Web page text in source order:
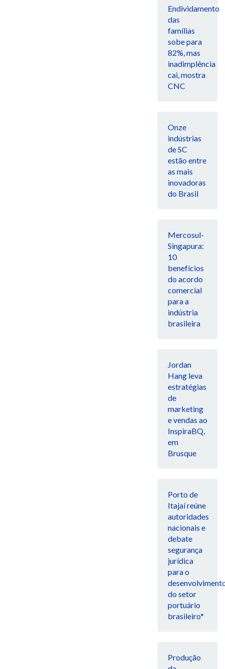
Endividamento
das
famílias
sobe para
82%, mas
inadimplência
cai, mostra
CNC
Onze
indústrias
de SC
estão entre
as mais
inovadoras
do Brasil
Mercosul-
Singapura:
10
benefícios
do acordo
comercial
para a
indústria
brasileira
Jordan
Hang leva
estratégias
de
marketing
e vendas ao
InspiraBQ,
em
Brusque
Porto de
Itajaí reúne
autoridades
nacionais e
debate
segurança
jurídica
para o
do setor
portuário
brasileiro*
Produção